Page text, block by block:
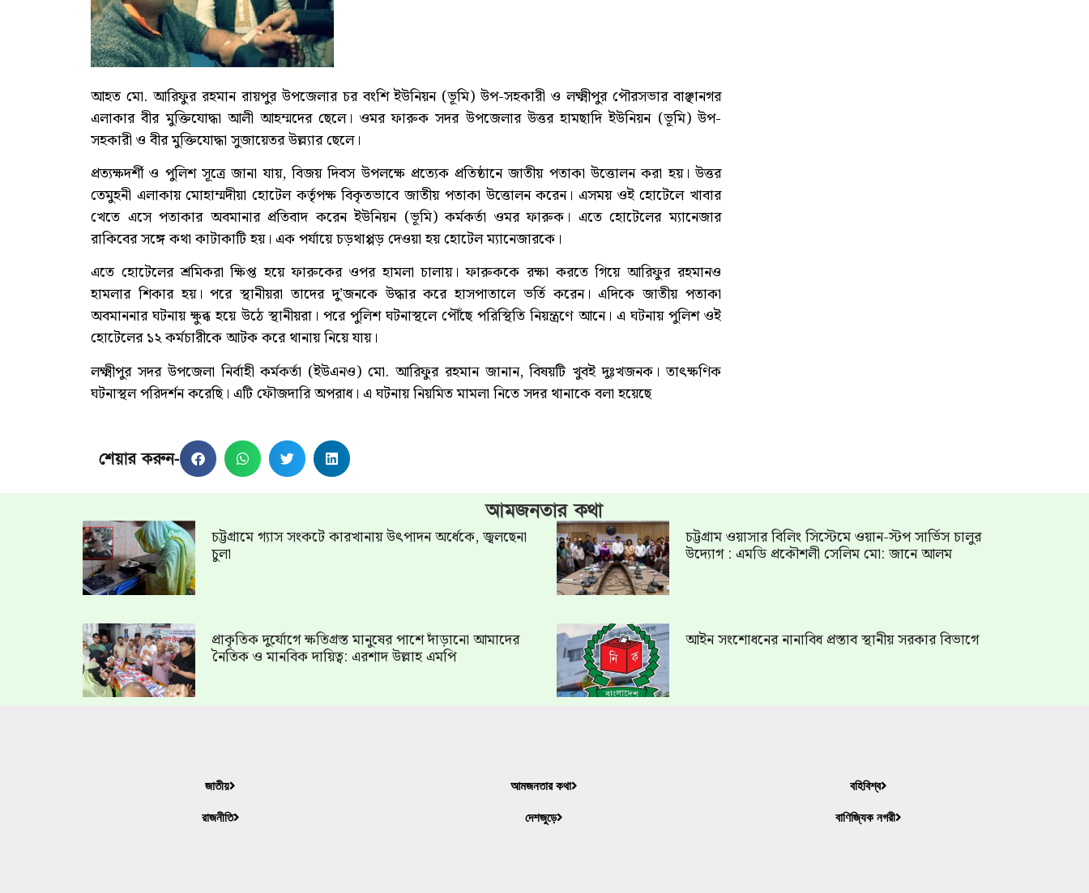
আহত মো. আরিফুর রহমান রায়পুর উপজেলার চর বংশি ইউনিয়ন (ভূমি) উপ-সহকারী ও লক্ষ্মীপুর পৌরসভার বাঞ্ছানগর
এলাকার বীর মুক্তিযোদ্ধা আলী আহম্মদের ছেলে। ওমর ফারুক সদর উপজেলার উত্তর হামছাদি ইউনিয়ন (ভূমি) উপ-
সহকারী ও বীর মুক্তিযোদ্ধা সুজায়েতর উল্ল্যার ছেলে।
প্রত্যক্ষদর্শী ও পুলিশ সূত্রে জানা যায়, বিজয় দিবস উপলক্ষে প্রত্যেক প্রতিষ্ঠানে জাতীয় পতাকা উত্তোলন করা হয়। উত্তর
তেমুহনী এলাকায় মোহাম্মদীয়া হোটেল কর্তৃপক্ষ বিকৃতভাবে জাতীয় পতাকা উত্তোলন করেন। এসময় ওই হোটেলে খাবার
খেতে এসে পতাকার অবমানার প্রতিবাদ করেন ইউনিয়ন (ভূমি) কর্মকর্তা ওমর ফারুক। এতে হোটেলের ম্যানেজার
রাকিবের সঙ্গে কথা কাটাকাটি হয়। এক পর্যায়ে চড়থাপ্পড় দেওয়া হয় হোটেল ম্যানেজারকে।
এতে হোটেলের শ্রমিকরা ক্ষিপ্ত হয়ে ফারুকের ওপর হামলা চালায়। ফারুককে রক্ষা করতে গিয়ে আরিফুর রহমানও
হামলার শিকার হয়। পরে স্থানীয়রা তাদের দু’জনকে উদ্ধার করে হাসপাতালে ভর্তি করেন। এদিকে জাতীয় পতাকা
অবমাননার ঘটনায় ক্ষুব্ধ হয়ে উঠে স্থানীয়রা। পরে পুলিশ ঘটনাস্থলে পৌঁছে পরিস্থিতি নিয়ন্ত্রণে আনে। এ ঘটনায় পুলিশ ওই
হোটেলের ১২ কর্মচারীকে আটক করে থানায় নিয়ে যায়।
লক্ষ্মীপুর সদর উপজেলা নির্বাহী কর্মকর্তা (ইউএনও) মো. আরিফুর রহমান জানান, বিষয়টি খুবই দুঃখজনক। তাৎক্ষণিক
ঘটনাস্থল পরিদর্শন করেছি। এটি ফৌজদারি অপরাধ। এ ঘটনায় নিয়মিত মামলা নিতে সদর থানাকে বলা হয়েছে
শেয়ার করুন-
আমজনতার কথা
চট্টগ্রামে গ্যাস সংকটে কারখানায় উৎপাদন অর্ধেকে, জ্বলছেনা
চুলা
চট্টগ্রাম ওয়াসার বিলিং সিস্টেমে ওয়ান-স্টপ সার্ভিস চালুর
উদ্যোগ : এমডি প্রকৌশলী সেলিম মো: জানে আলম
প্রাকৃতিক দুর্যোগে ক্ষতিগ্রস্ত মানুষের পাশে দাঁড়ানো আমাদের
নৈতিক ও মানবিক দায়িত্ব: এরশাদ উল্লাহ এমপি
আইন সংশোধনের নানাবিধ প্রস্তাব স্থানীয় সরকার বিভাগে
জাতীয়
রাজনীতি
আমজনতার কথা
দেশজুড়ে
বহিবিশ্ব
বাণিজ্যিক নগরী